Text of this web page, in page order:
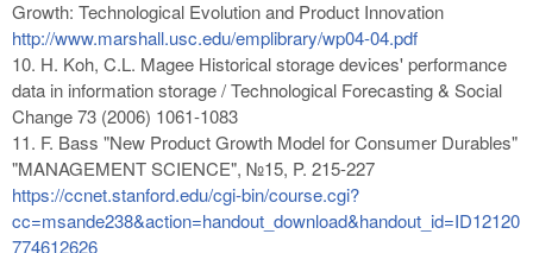
Growth: Technological Evolution and Product Innovation
http://www.marshall.usc.edu/emplibrary/wp04-04.pdf
10. H. Koh, C.L. Magee Historical storage devices' performance
data in information storage / Technological Forecasting & Social
Change 73 (2006) 1061-1083
11. F. Bass "New Product Growth Model for Consumer Durables"
"MANAGEMENT SCIENCE", №15, P. 215-227
https://ccnet.stanford.edu/cgi-bin/course.cgi?
cc=msande238&action=handout_download&handout_id=ID12120
774612626